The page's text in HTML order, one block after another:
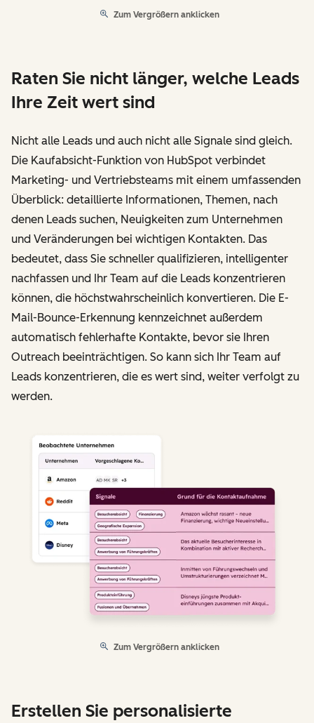
Zum Vergrößern anklicken
Raten Sie nicht länger, welche Leads
Ihre Zeit wert sind
Nicht alle Leads und auch nicht alle Signale sind gleich.
Die Kaufabsicht-Funktion von HubSpot verbindet
Marketing- und Vertriebsteams mit einem umfassenden
Überblick: detaillierte Informationen, Themen, nach
denen Leads suchen, Neuigkeiten zum Unternehmen
und Veränderungen bei wichtigen Kontakten. Das
bedeutet, dass Sie schneller qualifizieren, intelligenter
nachfassen und Ihr Team auf die Leads konzentrieren
können, die höchstwahrscheinlich konvertieren. Die E-
Mail-Bounce-Erkennung kennzeichnet außerdem
automatisch fehlerhafte Kontakte, bevor sie Ihren
Outreach beeinträchtigen. So kann sich Ihr Team auf
Leads konzentrieren, die es wert sind, weiter verfolgt zu
werden.
Zum Vergrößern anklicken
Erstellen Sie personalisierte